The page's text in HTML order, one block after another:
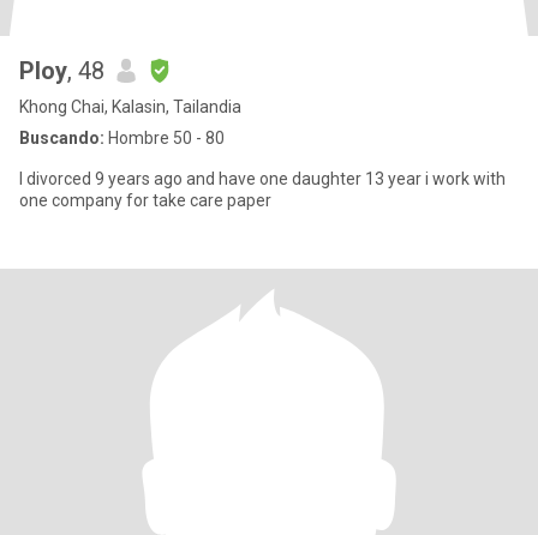
Ploy, 48
Khong Chai, Kalasin, Tailandia
Buscando: Hombre 50 - 80
I divorced 9 years ago and have one daughter 13 year i work with
one company for take care paper